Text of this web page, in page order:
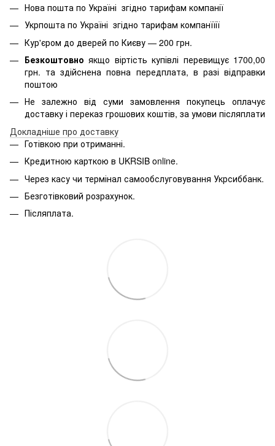
Нова пошта по Україні згідно тарифам компанії
Укрпошта по Україні згідно тарифам компанїїії
Кур'єром до дверей по Києву — 200 грн.
Безкоштовно якщо віртість купівлі перевищує 1700,00
грн. та здійснена повна передплата, в разі відправки
поштою
Не залежно від суми замовлення покупець оплачує
доставку і переказ грошових коштів, за умови післяплати
Докладніше про доставку
Готівкою при отриманні.
Кредитною карткою в UKRSIB online.
Через касу чи термінал самообслуговування Укрсиббанк.
Безготівковий розрахунок.
Післяплата.